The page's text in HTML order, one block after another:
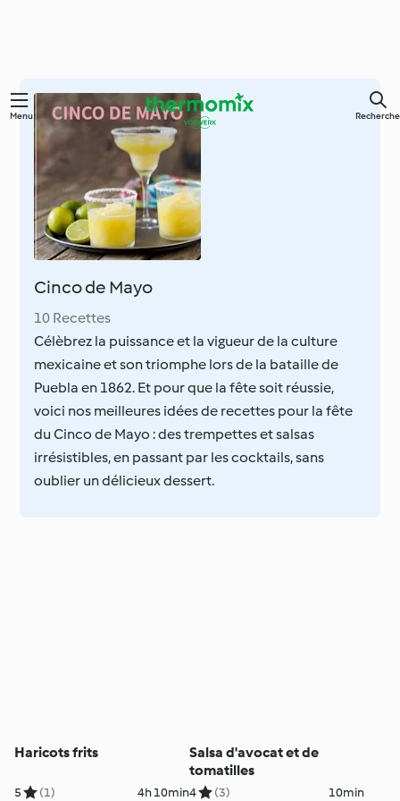
Skip
content
Menu Recherche
Cinco de Mayo
10 Recettes
Célèbrez la puissance et la vigueur de la culture
mexicaine et son triomphe lors de la bataille de
Puebla en 1862. Et pour que la fête soit réussie,
voici nos meilleures idées de recettes pour la fête
du Cinco de Mayo : des trempettes et salsas
irrésistibles, en passant par les cocktails, sans
oublier un délicieux dessert.
Haricots frits
5 (1) 4h 10min
Salsa d'avocat et de
tomatilles
4 (3) 10min